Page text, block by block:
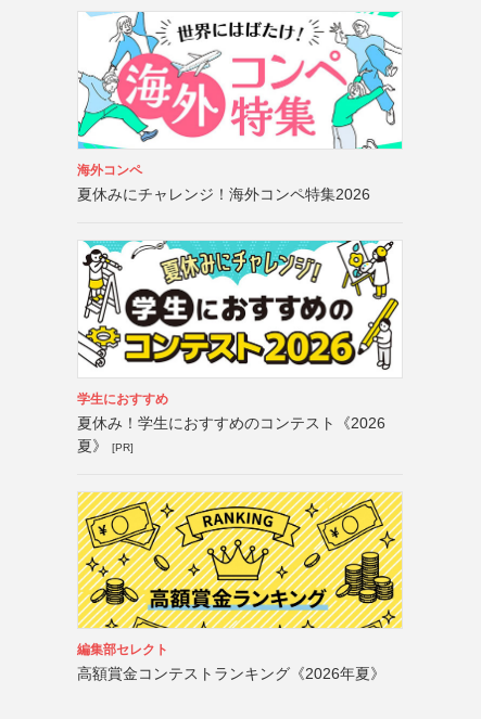
海外コンペ
夏休みにチャレンジ！海外コンペ特集2026
学生におすすめ
夏休み！学生におすすめのコンテスト《2026
夏》
[PR]
編集部セレクト
高額賞金コンテストランキング《2026年夏》